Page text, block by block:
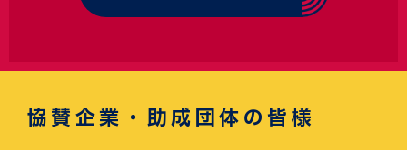
協賛企業・助成団体の皆様